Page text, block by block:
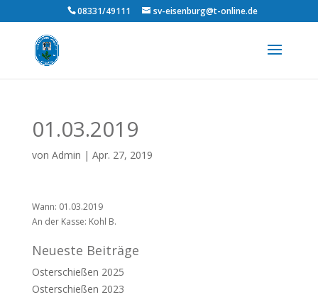
08331/49111 sv-eisenburg@t-online.de
01.03.2019
von Admin | Apr. 27, 2019
Wann: 01.03.2019
An der Kasse: Kohl B.
Neueste Beiträge
Osterschießen 2025
Osterschießen 2023